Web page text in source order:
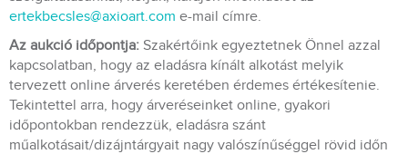
ertekbecsles@axioart.com e-mail címre.
Az aukció időpontja: Szakértőink egyeztetnek Önnel azzal
kapcsolatban, hogy az eladásra kínált alkotást melyik
tervezett online árverés keretében érdemes értékesítenie.
Tekintettel arra, hogy árveréseinket online, gyakori
időpontokban rendezzük, eladásra szánt
műalkotásait/dizájntárgyait nagy valószínűséggel rövid időn